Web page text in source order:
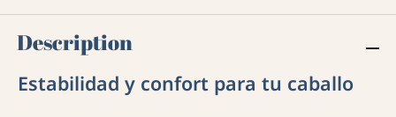
Description
Estabilidad y confort para tu caballo